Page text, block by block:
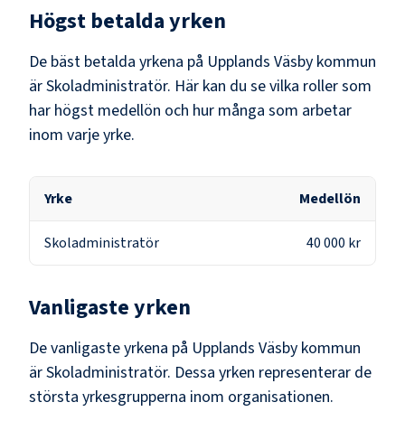
Högst betalda yrken
De bäst betalda yrkena på Upplands Väsby kommun
ärSkoladministratör. Här kan du se vilka roller som
har högst medellön och hur många som arbetar
inom varje yrke.
Yrke Medellön
Skoladministratör 40 000 kr
Vanligaste yrken
De vanligaste yrkena på Upplands Väsby kommun
ärSkoladministratör. Dessa yrken representerar de
största yrkesgrupperna inom organisationen.